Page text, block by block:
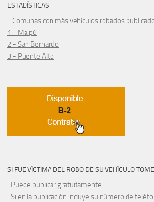
ESTADÍSTICAS
- Comunas con más vehículos robados
1.- Maipú
2.- San Bernardo
3.- Puente Alto
SI FUE VÍCTIMA DEL ROBO DE SU VEHÍCULO
-Puede publicar gratuitamente.
-Si en la publicación incluye su número de